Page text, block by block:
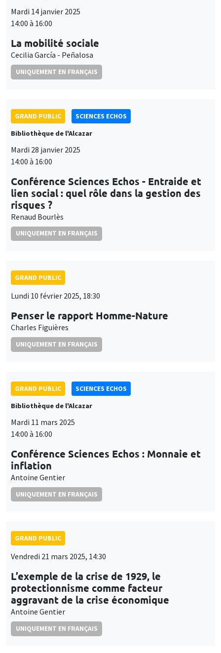
Mardi 14 janvier 2025
14:00 à 16:00
La mobilité sociale
Cecilia García - Peñalosa
UNIQUEMENT EN FRANÇAIS
GRAND PUBLIC
SCIENCES ECHOS
Bibliothèque de l'Alcazar
Mardi 28 janvier 2025
14:00 à 16:00
Conférence Sciences Echos - Entraide et
lien social : quel rôle dans la gestion des
risques ?
Renaud Bourlès
UNIQUEMENT EN FRANÇAIS
GRAND PUBLIC
Lundi 10 février 2025, 18:30
Penser le rapport Homme-Nature
Charles Figuières
UNIQUEMENT EN FRANÇAIS
GRAND PUBLIC
SCIENCES ECHOS
Bibliothèque de l'Alcazar
Mardi 11 mars 2025
14:00 à 16:00
Conférence Sciences Echos : Monnaie et
inflation
Antoine Gentier
UNIQUEMENT EN FRANÇAIS
GRAND PUBLIC
Vendredi 21 mars 2025, 14:30
L’exemple de la crise de 1929, le
protectionnisme comme facteur
aggravant de la crise économique
Antoine Gentier
UNIQUEMENT EN FRANÇAIS